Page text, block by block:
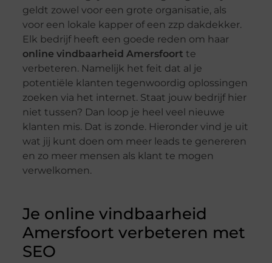
geldt zowel voor een grote organisatie, als
voor een lokale kapper of een zzp dakdekker.
Elk bedrijf heeft een goede reden om haar
online vindbaarheid Amersfoort te
verbeteren. Namelijk het feit dat al je
potentiële klanten tegenwoordig oplossingen
zoeken via het internet. Staat jouw bedrijf hier
niet tussen? Dan loop je heel veel nieuwe
klanten mis. Dat is zonde. Hieronder vind je uit
wat jij kunt doen om meer leads te genereren
en zo meer mensen als klant te mogen
verwelkomen.
Je online vindbaarheid
Amersfoort verbeteren met
SEO